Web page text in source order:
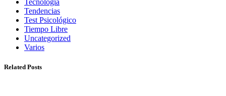
Tendencias
Test Psicológico
Tiempo Libre
Uncategorized
Varios
Related Posts